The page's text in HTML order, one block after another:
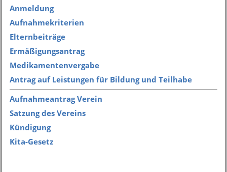
Anmeldung
Aufnahmekriterien
Elternbeiträge
Ermäßigungsantrag
Medikamentenvergabe
Antrag auf Leistungen für Bildung und Teilhabe
Aufnahmeantrag Verein
Satzung des Vereins
Kündigung
Kita-Gesetz